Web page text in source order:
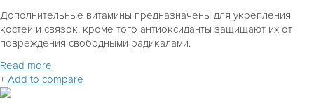
Дополнительные витамины предназначены для укрепления
костей и связок, кроме того антиоксиданты защищают их от
повреждения свободными радикалами.
Read more
+ Add to compare